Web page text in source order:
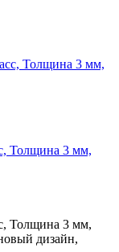
Толщина 3 мм,
Толщина 3 мм,
дизайн,